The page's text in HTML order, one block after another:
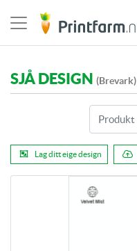
SJÅ DESIGN (Brevark)
Lag ditt eige design